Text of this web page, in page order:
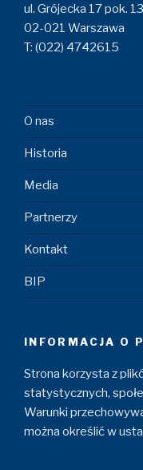
ul. Grójecka 17 pok.
02-021 Warszawa
T: (022) 4742615
O nas
Historia
Media
Partnerzy
Kontakt
BIP
INFORMACJA O
Strona korzysta z
statystycznych,
Warunki
można określić w